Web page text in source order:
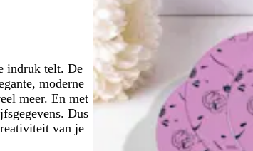
g
i
j
p
a
a
r
r
j
s
o
t
a
g
i
j
g
i
j
indruk telt. De
moderne
meer. En met
Dus
van je